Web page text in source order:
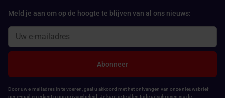
Meld je aan om op de hoogte te blijven van al ons nieuws:
Abonneer
Door uw e-mailadres in te voeren, gaat u akkoord met het ontvangen van onze nieuwsbrief